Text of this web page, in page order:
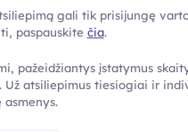
gali tik prisijungę
paspauskite čia.
pažeidžiantys įstatymus
Už atsiliepimus tiesiogiai ir
asmenys.